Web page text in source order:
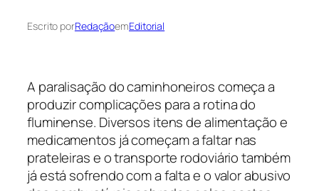
Escrito porRedaçãoemEditorial
A paralisação do caminhoneiros começa a
produzir complicações para a rotina do
fluminense. Diversos itens de alimentação e
medicamentos já começam a faltar nas
prateleiras e o transporte rodoviário também
já está sofrendo com a falta e o valor abusivo